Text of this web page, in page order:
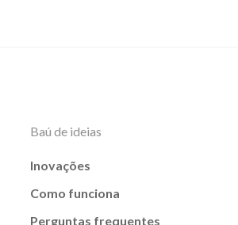
Baú de ideias
Inovações
Como funciona
Perguntas frequentes